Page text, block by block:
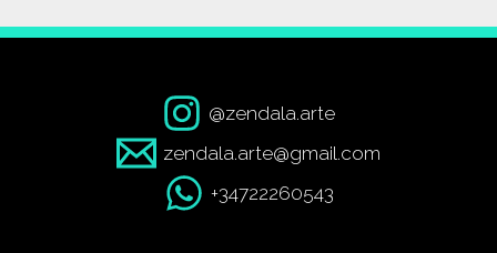
@zendala.arte
zendala.arte@gmail.com
+34722260543